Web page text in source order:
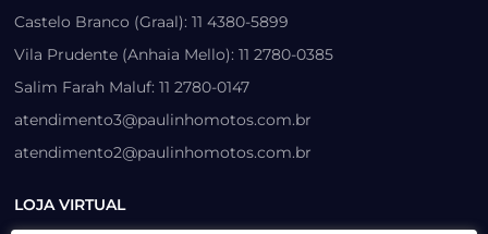
Castelo Branco (Graal): 11 4380-5899
Vila Prudente (Anhaia Mello): 11 2780-0385
Salim Farah Maluf: 11 2780-0147
atendimento3@paulinhomotos.com.br
atendimento2@paulinhomotos.com.br
LOJA VIRTUAL